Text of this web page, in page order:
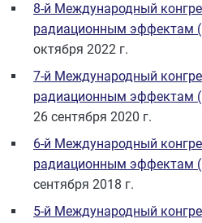
8-й Международный
радиационным эффектам
октября 2022 г.
7-й Международный
радиационным эффектам
26 сентября 2020 г.
6-й Международный
радиационным эффектам
сентября 2018 г.
5-й Международный